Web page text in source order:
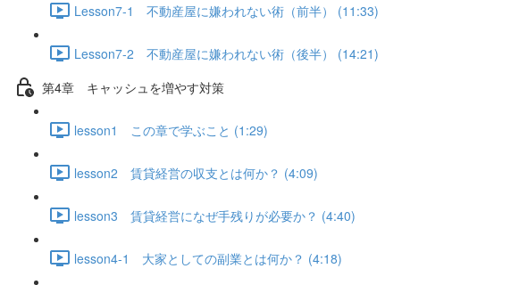
Lesson7-1 不動産屋に嫌われない術（前半） (11:33)
Lesson7-2 不動産屋に嫌われない術（後半） (14:21)
第4章 キャッシュを増やす対策
lesson1 この章で学ぶこと (1:29)
lesson2 賃貸経営の収支とは何か？ (4:09)
lesson3 賃貸経営になぜ手残りが必要か？ (4:40)
lesson4-1 大家としての副業とは何か？ (4:18)